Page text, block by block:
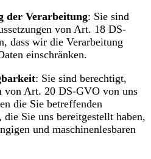
der Verarbeitung: Sie sind
von Art. 18 DS-
dass wir die Verarbeitung
einschränken.
: Sie sind berechtigt,
von Art. 20 DS-GVO von uns
die Sie betreffenden
die Sie uns bereitgestellt haben,
und maschinenlesbaren